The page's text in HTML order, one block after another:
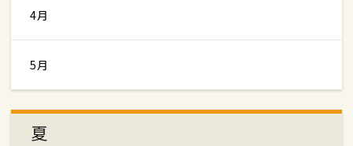
4月
5月
夏